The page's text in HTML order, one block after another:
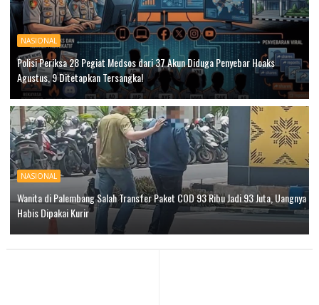
NASIONAL
Polisi Periksa 28 Pegiat Medsos dari 37 Akun Diduga Penyebar Hoaks
Agustus, 9 Ditetapkan Tersangka!
NASIONAL
Wanita di Palembang Salah Transfer Paket COD 93 Ribu Jadi 93 Juta, Uangnya
Habis Dipakai Kurir